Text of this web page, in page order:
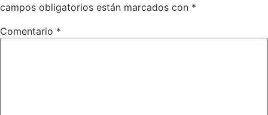
campos obligatorios están marcados con *
Comentario *